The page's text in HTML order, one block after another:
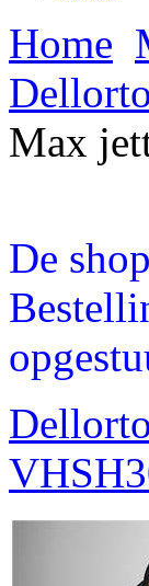
Home
Max
De